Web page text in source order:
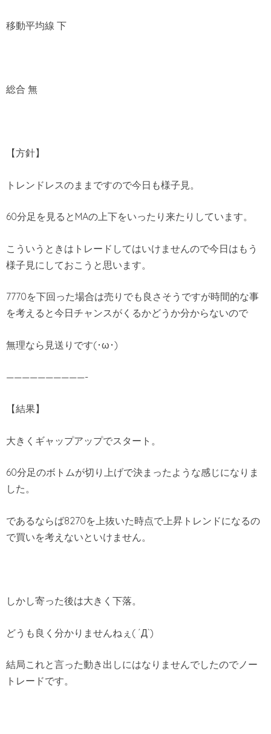
移動平均線 下
総合 無
【方針】
トレンドレスのままですので今日も様子見。
60分足を見るとMAの上下をいったり来たりしています。
こういうときはトレードしてはいけませんので今日はもう
様子見にしておこうと思います。
7770を下回った場合は売りでも良さそうですが時間的な事
を考えると今日チャンスがくるかどうか分からないので
無理なら見送りです(･ω･)
——————————-
【結果】
大きくギャップアップでスタート。
60分足のボトムが切り上げで決まったような感じになりま
した。
であるならば8270を上抜いた時点で上昇トレンドになるの
で買いを考えないといけません。
しかし寄った後は大きく下落。
どうも良く分かりませんねぇ( ´Д`)
結局これと言った動き出しにはなりませんでしたのでノー
トレードです。